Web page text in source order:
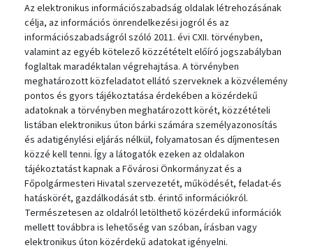
Az elektronikus információszabadság oldalak létrehozásának
célja, az információs önrendelkezési jogról és az
információszabadságról szóló 2011. évi CXII. törvényben,
valamint az egyéb kötelező közzétételt előíró jogszabályban
foglaltak maradéktalan végrehajtása. A törvényben
meghatározott közfeladatot ellátó szerveknek a közvélemény
pontos és gyors tájékoztatása érdekében a közérdekű
adatoknak a törvényben meghatározott körét, közzétételi
listában elektronikus úton bárki számára személyazonosítás
és adatigénylési eljárás nélkül, folyamatosan és díjmentesen
közzé kell tenni. Így a látogatók ezeken az oldalakon
tájékoztatást kapnak a Fővárosi Önkormányzat és a
Főpolgármesteri Hivatal szervezetét, működését, feladat-és
hatáskörét, gazdálkodását stb. érintő információkról.
Természetesen az oldalról letölthető közérdekű információk
mellett továbbra is lehetőség van szóban, írásban vagy
elektronikus úton közérdekű adatokat igényelni.